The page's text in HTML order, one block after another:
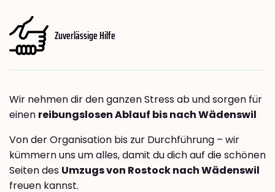
Zuverlässige Hilfe
Wir nehmen dir den ganzen Stress ab und sorgen für
einen reibungslosen Ablauf bis nach Wädenswil
Von der Organisation bis zur Durchführung – wir
kümmern uns um alles, damit du dich auf die schönen
Seiten des Umzugs von Rostock nach Wädenswil
freuen kannst.